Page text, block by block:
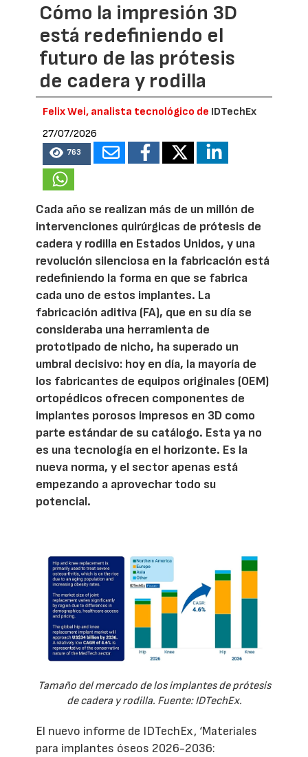
Cómo la impresión 3D
está redefiniendo el
futuro de las prótesis
de cadera y rodilla
Felix Wei, analista tecnológico de IDTechEx
27/07/2026
763
Cada año se realizan más de un millón de
intervenciones quirúrgicas de prótesis de
cadera y rodilla en Estados Unidos, y una
revolución silenciosa en la fabricación está
redefiniendo la forma en que se fabrica
cada uno de estos implantes. La
fabricación aditiva (FA), que en su día se
consideraba una herramienta de
prototipado de nicho, ha superado un
umbral decisivo: hoy en día, la mayoría de
los fabricantes de equipos originales (OEM)
ortopédicos ofrecen componentes de
implantes porosos impresos en 3D como
parte estándar de su catálogo. Esta ya no
es una tecnología en el horizonte. Es la
nueva norma, y el sector apenas está
empezando a aprovechar todo su
potencial.
Tamaño del mercado de los implantes de prótesis
de cadera y rodilla. Fuente: IDTechEx.
El nuevo informe de IDTechEx, ‘Materiales
para implantes óseos 2026-2036: